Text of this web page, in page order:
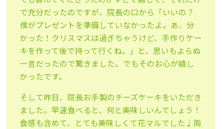
で充分だったのですが、 院長の口から「いいの？
僕がプレゼントを準備していなかったよ。あ、分
かった！クリスマスは過ぎちゃうけど、手作りケー
キを作って後で持って行くね。」と、思いもよらぬ
一言だったので驚きました。でもそのお心が嬉し
かったです。
そして昨日、院長お手製のチーズケーキをいただき
ました。早速食べると、何と美味しいんでしょう！
食感も含めて、とても美味しく て花マルでした♩両